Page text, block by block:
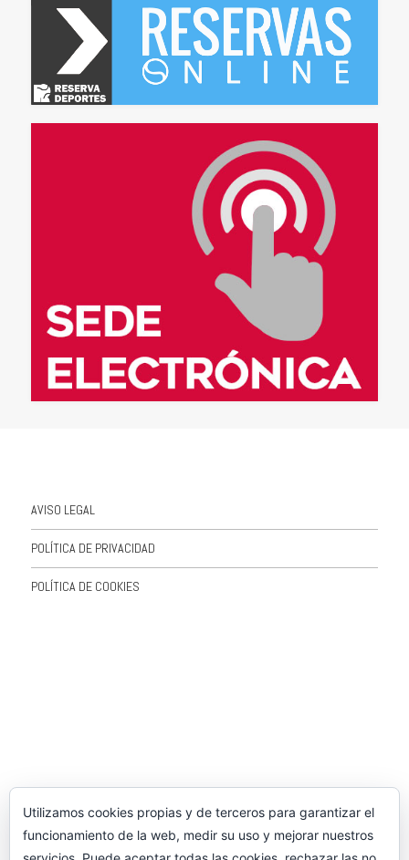
AVISO LEGAL
POLÍTICA DE PRIVACIDAD
POLÍTICA DE COOKIES
Utilizamos cookies propias y de terceros para garantizar el
funcionamiento de la web, medir su uso y mejorar nuestros